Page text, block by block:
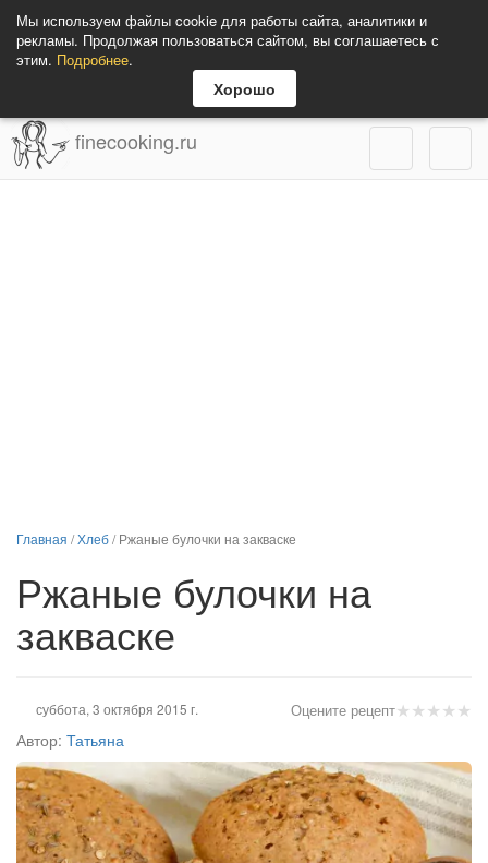
Мы используем файлы cookie для работы сайта, аналитики и
рекламы. Продолжая пользоваться сайтом, вы соглашаетесь с
этим. Подробнее.
Хорошо
finecooking.ru
Главная /Хлеб/Ржаные булочки на закваске
Ржаные булочки на
закваске
★★★★★
Оцените рецепт
суббота, 3 октября 2015 г.
Автор: Татьяна